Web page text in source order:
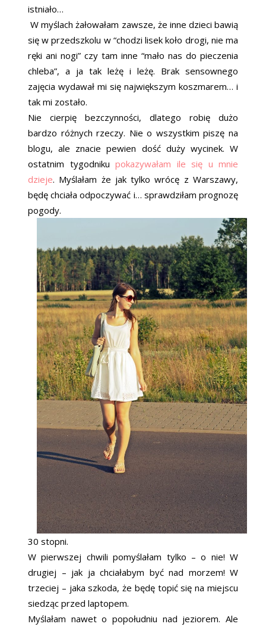
istniało…
W myślach żałowałam zawsze, że inne dzieci bawią
się w przedszkolu w “chodzi lisek koło drogi, nie ma
ręki ani nogi” czy tam inne “mało nas do pieczenia
chleba”, a ja tak leżę i leżę. Brak sensownego
zajęcia wydawał mi się największym koszmarem… i
tak mi zostało.
Nie cierpię bezczynności, dlatego robię dużo
bardzo różnych rzeczy. Nie o wszystkim piszę na
blogu, ale znacie pewien dość duży wycinek. W
ostatnim tygodniku pokazywałam ile się u mnie
dzieje. Myślałam że jak tylko wrócę z Warszawy,
będę chciała odpoczywać i… sprawdziłam prognozę
pogody.
30 stopni.
W pierwszej chwili pomyślałam tylko – o nie! W
drugiej – jak ja chciałabym być nad morzem! W
trzeciej – jaka szkoda, że będę topić się na miejscu
siedząc przed laptopem.
Myślałam nawet o popołudniu nad jeziorem. Ale